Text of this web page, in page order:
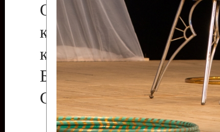
Образцовый
коллектив
культуры с.
Бендеры ,
Светлана Георгиевна